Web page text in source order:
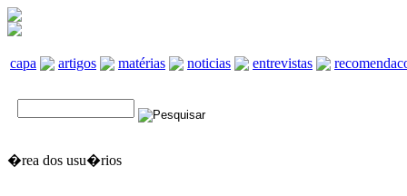
capa artigos matérias noticias entrevistas
�rea dos usu�rios